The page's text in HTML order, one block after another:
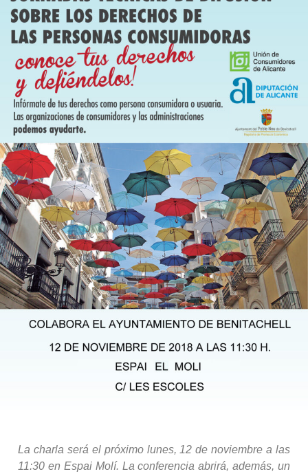
La charla será el próximo lunes, 12 de noviembre a las
11:30 en Espai Molí. La conferencia abrirá, además, un